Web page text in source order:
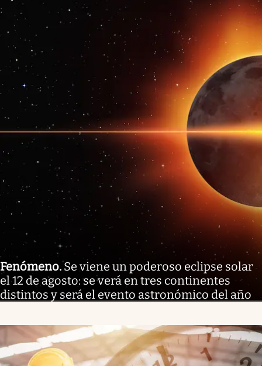
Fenómeno.Se viene un poderoso eclipse solar
el 12 de agosto: se verá en tres continentes
distintos y será el evento astronómico del año